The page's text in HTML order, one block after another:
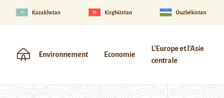
Kazakhstan Kirghizstan Ouzbékistan
Environnement Economie
L'Europe et l'Asie
centrale